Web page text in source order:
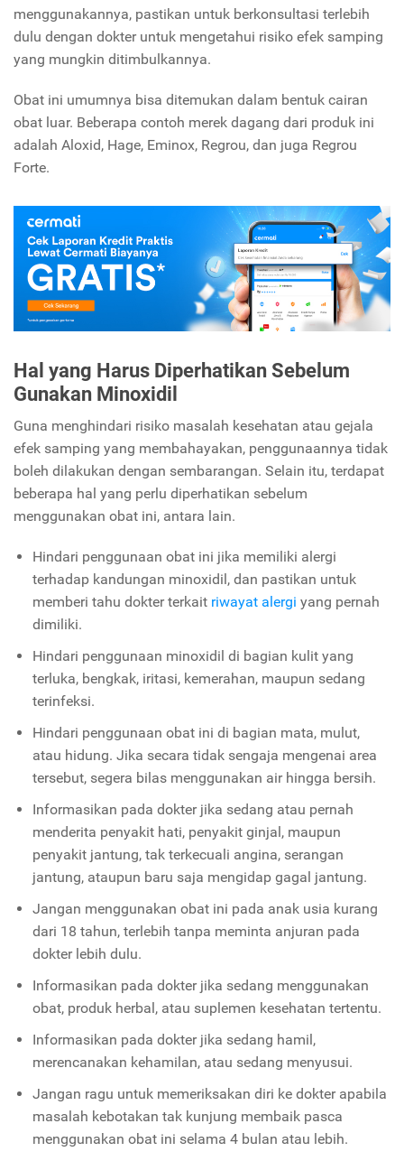
menggunakannya, pastikan untuk berkonsultasi terlebih
dulu dengan dokter untuk mengetahui risiko efek samping
yang mungkin ditimbulkannya.
Obat ini umumnya bisa ditemukan dalam bentuk cairan
obat luar. Beberapa contoh merek dagang dari produk ini
adalah Aloxid, Hage, Eminox, Regrou, dan juga Regrou
Forte.
Hal yang Harus Diperhatikan Sebelum
Gunakan Minoxidil
Guna menghindari risiko masalah kesehatan atau gejala
efek samping yang membahayakan, penggunaannya tidak
boleh dilakukan dengan sembarangan. Selain itu, terdapat
beberapa hal yang perlu diperhatikan sebelum
menggunakan obat ini, antara lain.
Hindari penggunaan obat ini jika memiliki alergi
terhadap kandungan minoxidil, dan pastikan untuk
memberi tahu dokter terkait riwayat alergi yang pernah
dimiliki.
Hindari penggunaan minoxidil di bagian kulit yang
terluka, bengkak, iritasi, kemerahan, maupun sedang
terinfeksi.
Hindari penggunaan obat ini di bagian mata, mulut,
atau hidung. Jika secara tidak sengaja mengenai area
tersebut, segera bilas menggunakan air hingga bersih.
Informasikan pada dokter jika sedang atau pernah
menderita penyakit hati, penyakit ginjal, maupun
penyakit jantung, tak terkecuali angina, serangan
jantung, ataupun baru saja mengidap gagal jantung.
Jangan menggunakan obat ini pada anak usia kurang
dari 18 tahun, terlebih tanpa meminta anjuran pada
dokter lebih dulu.
Informasikan pada dokter jika sedang menggunakan
obat, produk herbal, atau suplemen kesehatan tertentu.
Informasikan pada dokter jika sedang hamil,
merencanakan kehamilan, atau sedang menyusui.
Jangan ragu untuk memeriksakan diri ke dokter apabila
masalah kebotakan tak kunjung membaik pasca
menggunakan obat ini selama 4 bulan atau lebih.